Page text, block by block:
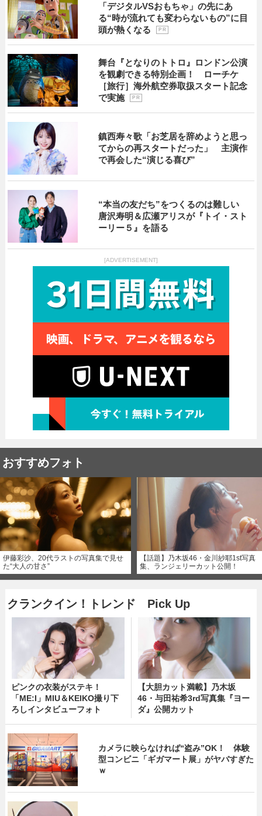
「デジタルVSおもちゃ」の先にあ
る“時が流れても変わらないもの”に目
頭が熱くなる
P R
舞台『となりのトトロ』ロンドン公演
を観劇できる特別企画！ ローチケ
［旅行］海外航空券取扱スタート記念
で実施
P R
鎮西寿々歌「お芝居を辞めようと思っ
てからの再スタートだった」 主演作
で再会した“演じる喜び”
“本当の友だち”をつくるのは難しい
唐沢寿明＆広瀬アリスが『トイ・スト
ーリー５』を語る
[ADVERTISEMENT]
おすすめフォト
伊藤彩沙、20代ラストの写真集で見せ
た“大人の甘さ”
【話題】乃木坂46・金川紗耶1st写真
集、ランジェリーカット公開！
クランクイン！トレンド Pick Up
ピンクの衣装がステキ！
「ME:I」MIU＆KEIKO撮り下
ろしインタビューフォト
【大胆カット満載】乃木坂
46・与田祐希3rd写真集『ヨー
ダ』公開カット
カメラに映らなければ“盗み”OK！ 体験
型コンビニ「ギガマート展」がヤバすぎた
ｗ